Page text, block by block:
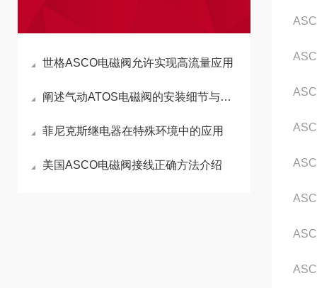
世格ASCO电磁阀允许实现高流量应用
阐述气动ATOS电磁阀的安装细节与技巧
菲尼克斯继电器在特殊环境中的应用
美国ASCO电磁阀接线正确方法介绍